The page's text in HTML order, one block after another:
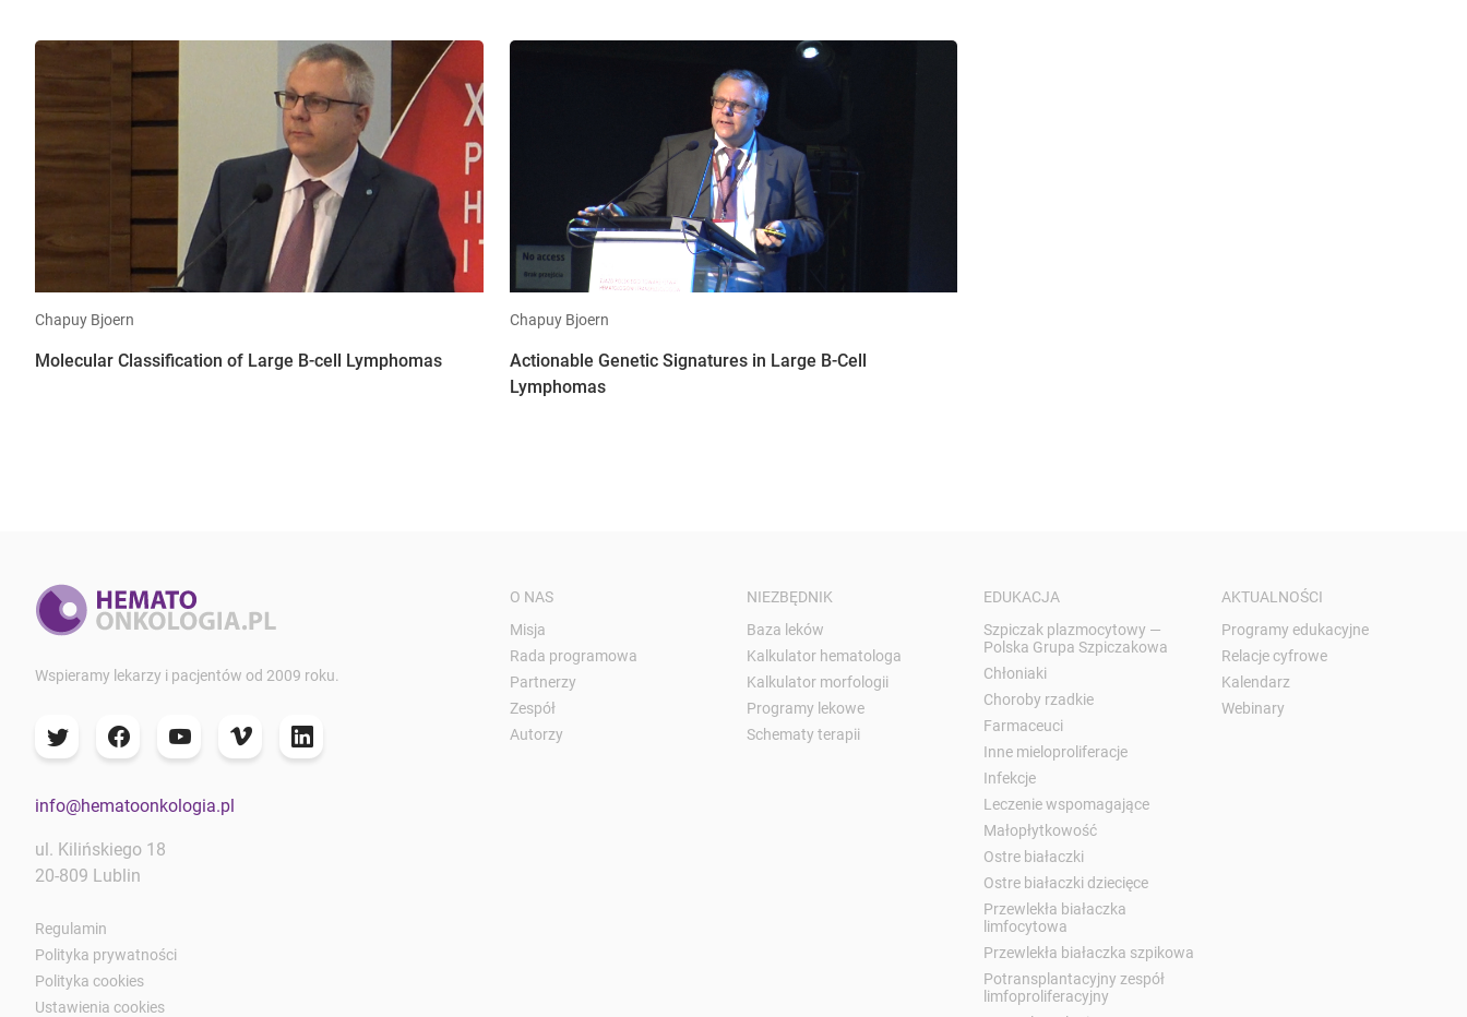
Chapuy Bjoern
Molecular Classification of Large B-cell Lymphomas
Chapuy Bjoern
Actionable Genetic Signatures in Large B-Cell
Lymphomas
Wspieramy lekarzy i pacjentów od 2009 roku.
info@hematoonkologia.pl
ul. Kilińskiego 18
20-809 Lublin
Regulamin
Polityka prywatności
Polityka cookies
Ustawienia cookies
O NAS
Misja
Rada programowa
Partnerzy
Zespół
Autorzy
NIEZBĘDNIK
Baza leków
Kalkulator hematologa
Kalkulator morfologii
Programy lekowe
Schematy terapii
EDUKACJA
Szpiczak plazmocytowy —
Polska Grupa Szpiczakowa
Chłoniaki
Choroby rzadkie
Farmaceuci
Inne mieloproliferacje
Infekcje
Leczenie wspomagające
Małopłytkowość
Ostre białaczki
Ostre białaczki dziecięce
Przewlekła białaczka
limfocytowa
Przewlekła białaczka szpikowa
Potransplantacyjny zespół
limfoproliferacyjny
AKTUALNOŚCI
Programy edukacyjne
Relacje cyfrowe
Kalendarz
Webinary